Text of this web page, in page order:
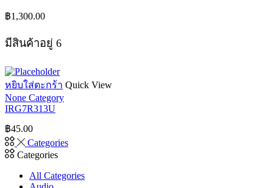
฿1,300.00
มีสินค้าอยู่ 6
หยิบใส่ตะกร้า Quick View
None Category
IRG7R313U
฿45.00
Categories
Categories
All Categories